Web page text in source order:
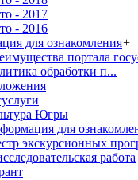
- 2017
- 2016
для ознакомления+
портала
обработки п...
Югры
для
экскурсионных
работа